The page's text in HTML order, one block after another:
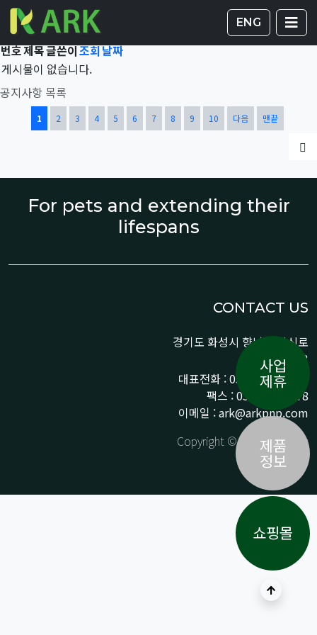
ENG
Total 42,283건1 페이지 게시판
공지사항 목록
번호제목글쓴이조회날짜
게시물이 없습니다.
열린
1 페이지
2
페이지3페이지4
페이지5페이지6
페이지7
페이지8
페이지9
페이지10
페이지 다음 맨끝
For pets and extending their
lifespans
CONTACT US
경기도 화성시 향남읍 상신로
290-13
대표전화 : 031-359-9776 /
팩스 : 031-359-9778
이메일 : ark@arkpnp.com
Copyright © ARK All Rights
Reserved.
상단으로
사업
제휴
제품
정보
쇼핑몰